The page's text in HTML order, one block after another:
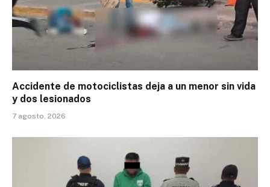
Accidente de motociclistas deja a un menor sin vida
y dos lesionados
7 agosto, 2026